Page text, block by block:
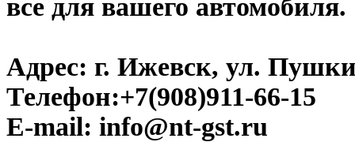
все для вашего автомобиля.
Адрес: г. Ижевск, ул.
Телефон:+7(908)911-66-15
E-mail: info@nt-gst.ru